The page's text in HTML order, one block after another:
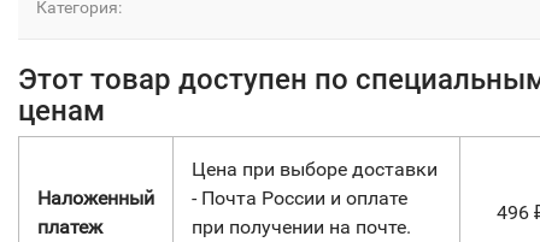
Категория:
Этот товар доступен по
ценам
Наложенный
платеж
Цена при выборе доставки
- Почта России и оплате
при получении на почте.
496